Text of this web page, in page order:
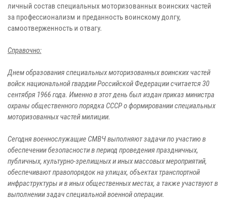
личный состав специальных моторизованных воинских частей
за профессионализм и преданность воинскому долгу,
самоотверженность и отвагу.
Справочно:
Днем образования специальных моторизованных воинских частей
войск национальной гвардии Российской Федерации считается 30
сентября 1966 года. Именно в этот день был издан приказ министра
охраны общественного порядка СССР о формировании специальных
моторизованных частей милиции.
Сегодня военнослужащие СМВЧ выполняют задачи по участию в
обеспечении безопасности в период проведения праздничных,
публичных, культурно-зрелищных и иных массовых мероприятий,
обеспечивают правопорядок на улицах, объектах транспортной
инфраструктуры и в иных общественных местах, а также участвуют в
выполнении задач специальной военной операции.